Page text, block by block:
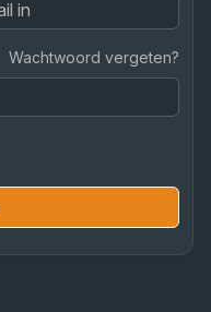
Wachtwoord vergeten?